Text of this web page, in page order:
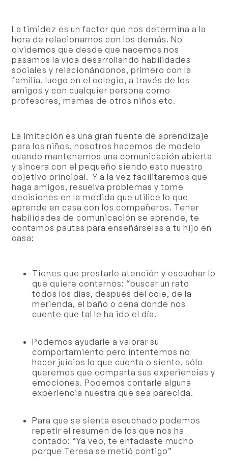
La timidez es un factor que nos determina a la
hora de relacionarnos con los demás. No
olvidemos que desde que nacemos nos
pasamos la vida desarrollando habilidades
sociales y relacionándonos, primero con la
familia, luego en el colegio, a través de los
amigos y con cualquier persona como
profesores, mamas de otros niños etc.
La imitación es una gran fuente de aprendizaje
para los niños, nosotros hacemos de modelo
cuando mantenemos una comunicación abierta
y sincera con el pequeño siendo esto nuestro
objetivo principal. Y a la vez facilitaremos que
haga amigos, resuelva problemas y tome
decisiones en la medida que utilice lo que
aprende en casa con los compañeros. Tener
habilidades de comunicación se aprende, te
contamos pautas para enseñárselas a tu hijo en
casa:
Tienes que prestarle atención y escuchar lo
que quiere contarnos: “buscar un rato
todos los días, después del cole, de la
merienda, el baño o cena donde nos
cuente que tal le ha ido el día.
Podemos ayudarle a valorar su
comportamiento pero intentemos no
hacer juicios lo que cuenta o siente, sólo
queremos que comparta sus experiencias y
emociones. Podemos contarle alguna
experiencia nuestra que sea parecida.
Para que se sienta escuchado podemos
repetir el resumen de los que nos ha
contado: “Ya veo, te enfadaste mucho
porque Teresa se metió contigo”